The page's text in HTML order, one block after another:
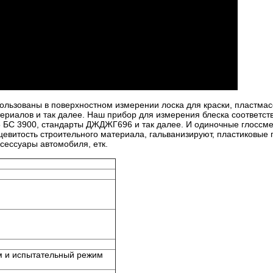
в поверхностном измерении лоска для краски,
и так далее. Наш прибор для измерения блеска
3900, стандарты ДЖДЖГ696 и так далее. И одиночные
строительного материала, гальванизируют, пластиковые
автомобиля, етк.
и испытательный режим